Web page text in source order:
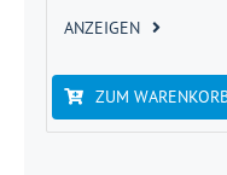
ANZEIGEN
ZUM